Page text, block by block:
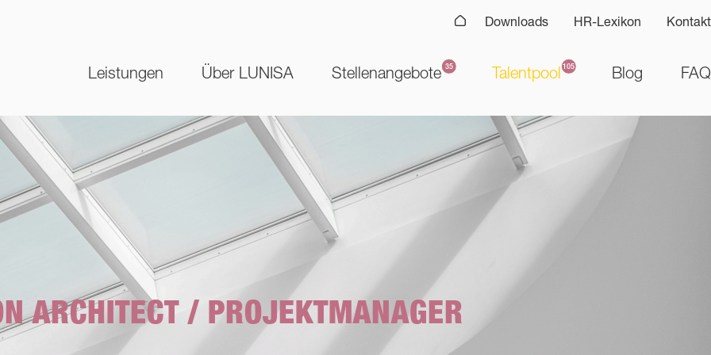
Downloads HR-Lexikon Kontakt
Leistungen Über LUNISA Stellenangebote Talentpool Blog FAQ
ARCHITECT / PROJEKTMANAGER